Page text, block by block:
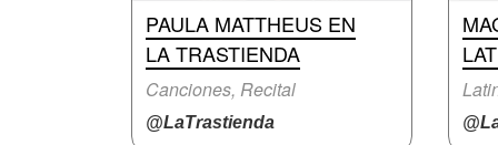
PAULA MATTHEUS EN
LA TRASTIENDA
Canciones, Recital
@LaTrastienda